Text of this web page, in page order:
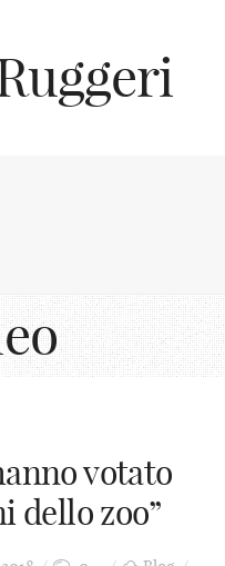
votato
dello zoo”